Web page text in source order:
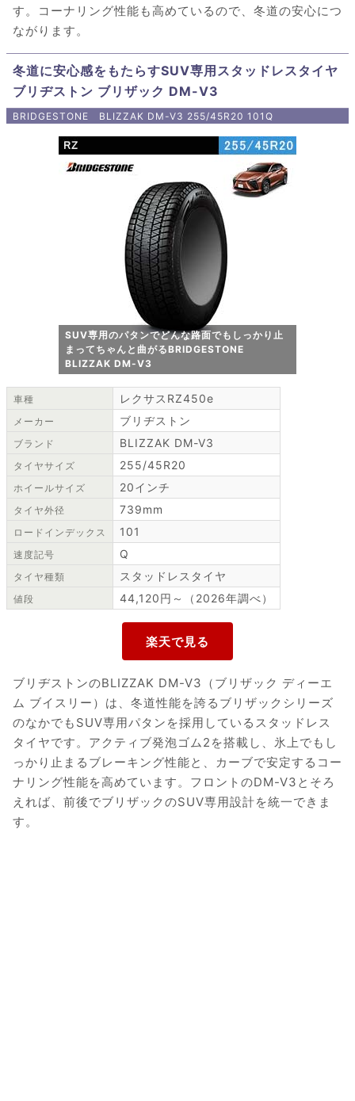
す。コーナリング性能も高めているので、冬道の安心につ
ながります。
冬道に安心感をもたらすSUV専用スタッドレスタイヤ
ブリヂストン ブリザック DM-V3
BRIDGESTONE BLIZZAK DM-V3 255/45R20 101Q
SUV専用のパタンでどんな路面でもしっかり止
まってちゃんと曲がるBRIDGESTONE
BLIZZAK DM-V3
車種 レクサスRZ450e
メーカー ブリヂストン
ブランド BLIZZAK DM-V3
タイヤサイズ 255/45R20
ホイールサイズ 20インチ
タイヤ外径 739mm
ロードインデックス 101
速度記号 Q
タイヤ種類 スタッドレスタイヤ
値段 44,120円～（2026年調べ）
ブリヂストンのBLIZZAK DM-V3（ブリザック ディーエ
ム ブイスリー）は、冬道性能を誇るブリザックシリーズ
のなかでもSUV専用パタンを採用しているスタッドレス
タイヤです。アクティブ発泡ゴム2を搭載し、氷上でもし
っかり止まるブレーキング性能と、カーブで安定するコー
ナリング性能を高めています。フロントのDM-V3とそろ
えれば、前後でブリザックのSUV専用設計を統一できま
す。